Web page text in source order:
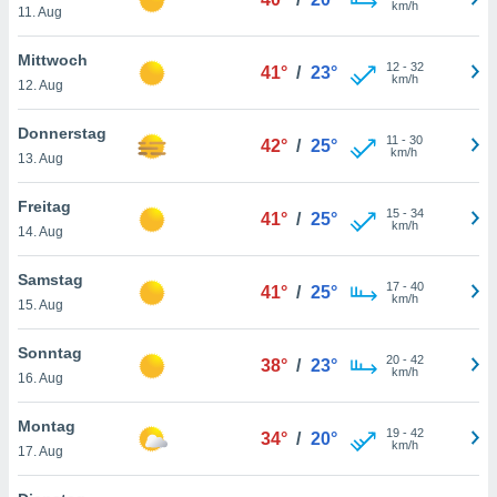
oder
das
der
verfolgen
Ihnen
Inhalte
Weitere
finden
. Sie
jederzeit
Sie
Rand
11. Aug
km/h
Mittwoch
12. Aug
41° / 23° 12- 32
km/h
Donnerstag
13. Aug
42° / 25° 11 - 30
km/h
Freitag
14. Aug
41° / 25° 15- 34
km/h
Samstag
15. Aug
41° / 25° 17- 40
km/h
Sonntag
16. Aug
38° / 23° 20- 42
km/h
Montag
17. Aug
34° / 20° 19- 42
km/h